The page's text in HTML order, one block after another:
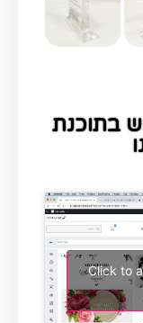
בתוכנת
Click to